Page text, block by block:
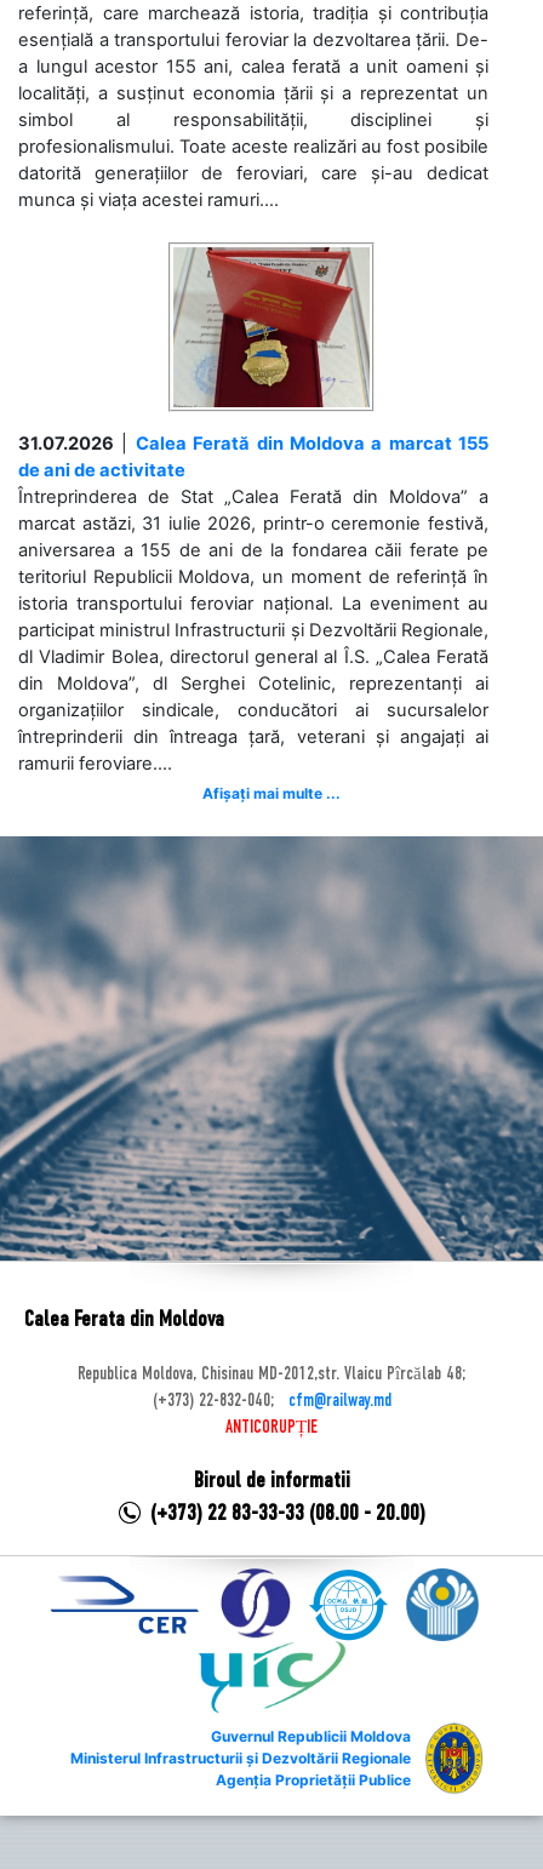
referință, care marchează istoria, tradiția și contribuția
esențială a transportului feroviar la dezvoltarea țării. De-
a lungul acestor 155 ani, calea ferată a unit oameni și
localități, a susținut economia țării și a reprezentat un
simbol al responsabilității, disciplinei și
profesionalismului. Toate aceste realizări au fost posibile
datorită generațiilor de feroviari, care și-au dedicat
munca și viața acestei ramuri....
31.07.2026
Calea Ferată din Moldova a marcat 155
de ani de activitate
Întreprinderea de Stat „Calea Ferată din Moldova” a
marcat astăzi, 31 iulie 2026, printr-o ceremonie festivă,
aniversarea a 155 de ani de la fondarea căii ferate pe
teritoriul Republicii Moldova, un moment de referință în
istoria transportului feroviar național. La eveniment au
participat ministrul Infrastructurii și Dezvoltării Regionale,
dl Vladimir Bolea, directorul general al Î.S. „Calea Ferată
din Moldova”, dl Serghei Cotelinic, reprezentanți ai
organizațiilor sindicale, conducători ai sucursalelor
întreprinderii din întreaga țară, veterani și angajați ai
ramurii feroviare....
Afișați mai multe ...
Calea Ferata din Moldova
Republica Moldova, Chisinau MD-2012,str. Vlaicu Pîrcălab 48;
(+373) 22-832-040;
cfm@railway.md
ANTICORUPȚIE
Biroul de informatii
(+373) 22 83-33-33 (08.00 - 20.00)
Guvernul Republicii Moldova
Ministerul Infrastructurii și Dezvoltării Regionale
Agenția Proprietății Publice